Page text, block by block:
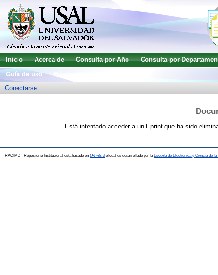
Inicio Acerca de Consulta por Año
Consulta por
Guía de uso
Conectarse
Está intentado acceder a un Eprint que ha sido
RACIMO - Repositorio Institucional está basado en EPrints 3el cual es desarrollado por la Escuela de Electrónica y Ciencia de la